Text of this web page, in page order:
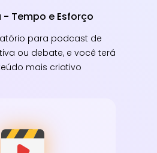
- Tempo e Esforço
para podcast de
ou debate, e você terá
mais criativo